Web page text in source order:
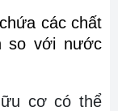
các chất
so với nước
cơ có thể